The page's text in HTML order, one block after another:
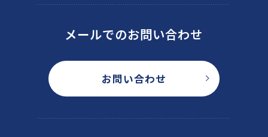
メールでのお問い合わせ
お問い合わせ